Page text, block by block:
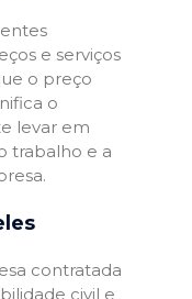
e serviços
o preço
o
levar em
trabalho e a
contratada
civil e